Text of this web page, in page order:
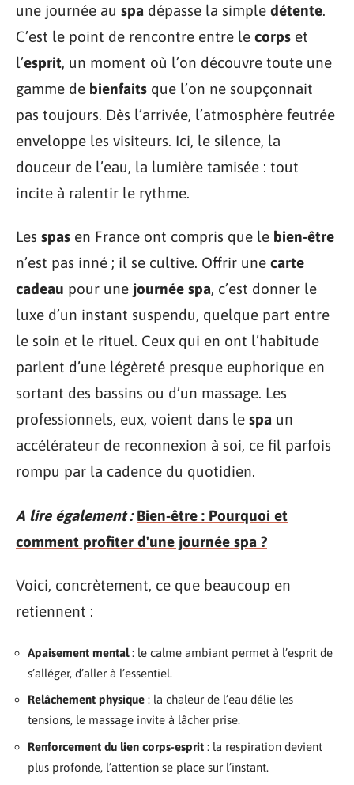
une journée au spa dépasse la simple détente.
C’est le point de rencontre entre le corps et
l’esprit, un moment où l’on découvre toute une
gamme de bienfaits que l’on ne soupçonnait
pas toujours. Dès l’arrivée, l’atmosphère feutrée
enveloppe les visiteurs. Ici, le silence, la
douceur de l’eau, la lumière tamisée : tout
incite à ralentir le rythme.
Les spas en France ont compris que le bien-être
n’est pas inné ; il se cultive. Offrir une carte
cadeau pour une journée spa, c’est donner le
luxe d’un instant suspendu, quelque part entre
le soin et le rituel. Ceux qui en ont l’habitude
parlent d’une légèreté presque euphorique en
sortant des bassins ou d’un massage. Les
professionnels, eux, voient dans le spa un
accélérateur de reconnexion à soi, ce fil parfois
rompu par la cadence du quotidien.
A lire également : Bien-être : Pourquoi et
comment profiter d'une journée spa ?
Voici, concrètement, ce que beaucoup en
retiennent :
Apaisement mental: le calme ambiant permet à l’esprit de
s’alléger, d’aller à l’essentiel.
Relâchement physique : la chaleur de l’eau délie les
tensions, le massage invite à lâcher prise.
Renforcement du lien corps-esprit : la respiration devient
plus profonde, l’attention se place sur l’instant.